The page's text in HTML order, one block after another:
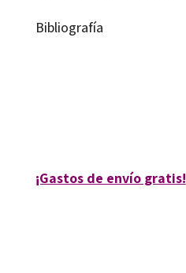
Bibliografía
¡Gastos de envío gratis!